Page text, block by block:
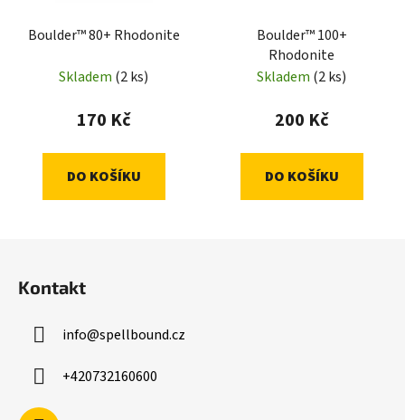
Boulder™ 80+ Rhodonite
Skladem (2 ks)
170 Kč
DO KOŠÍKU
Boulder™ 100+
Rhodonite
Skladem (2 ks)
200 Kč
DO KOŠÍKU
Kontakt
info@spellbound.cz
+420732160600